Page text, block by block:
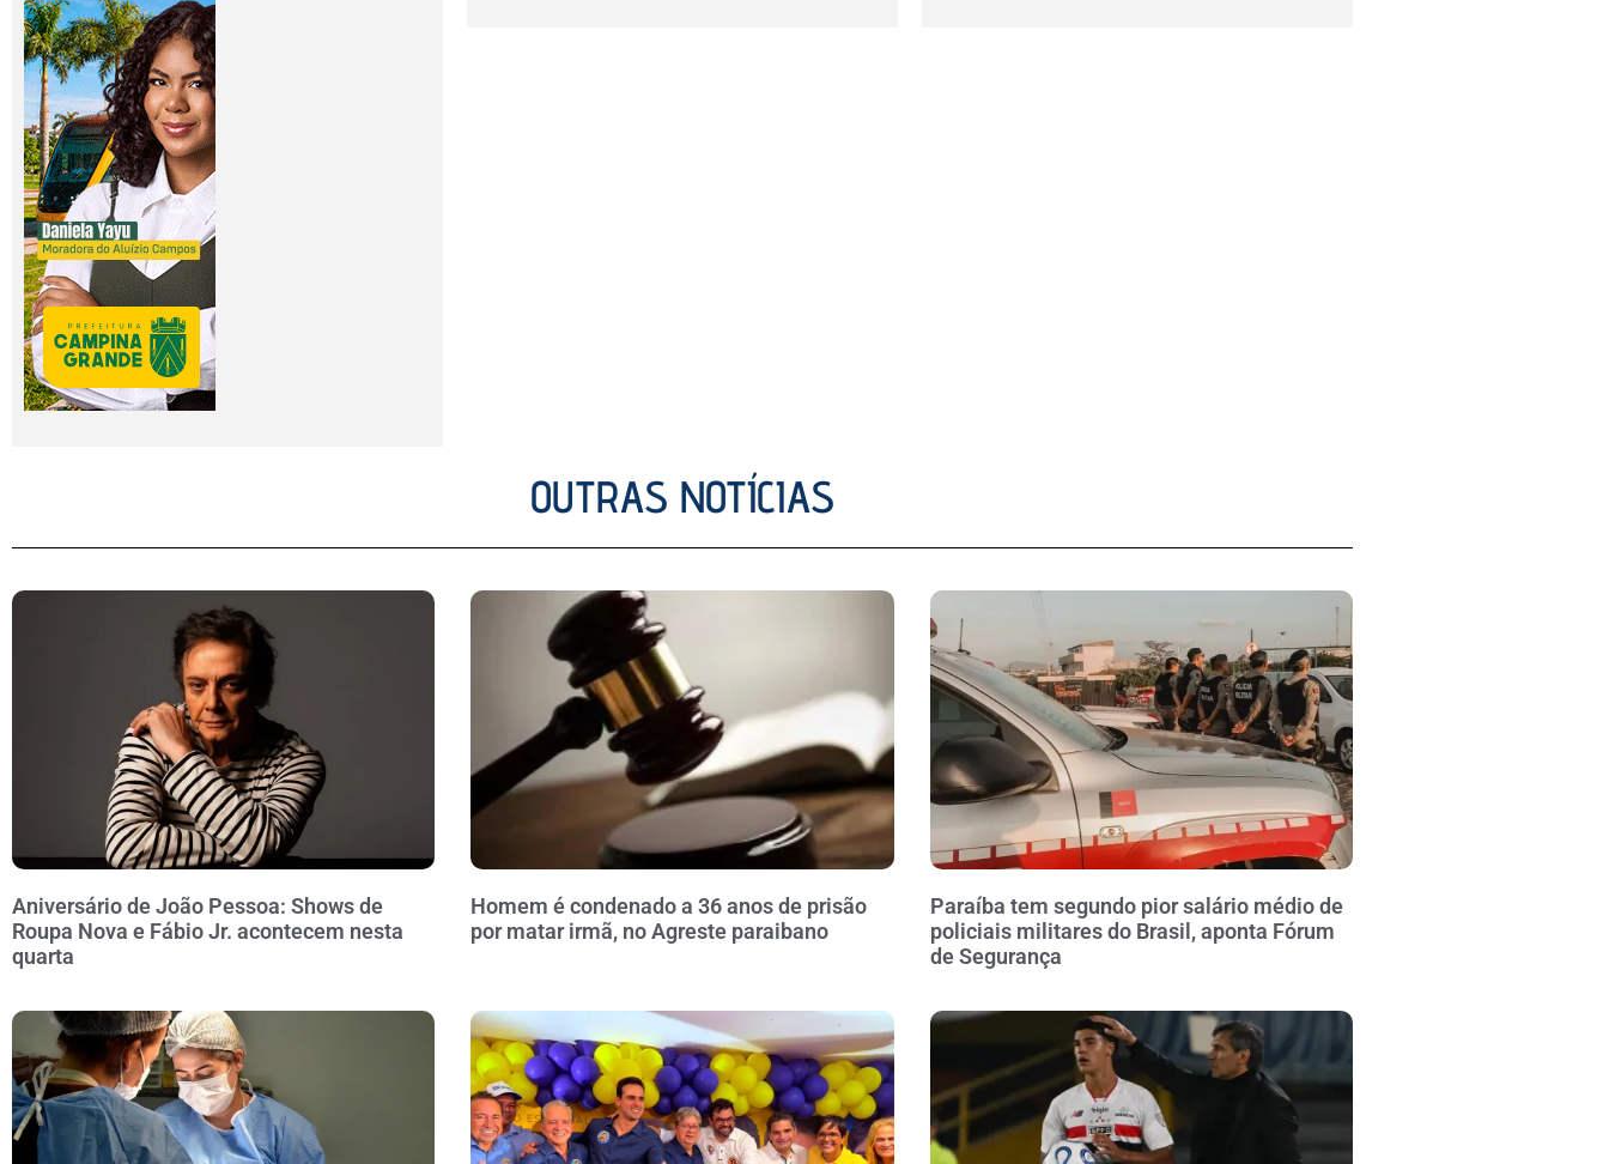
OUTRAS NOTÍCIAS
Aniversário de João Pessoa: Shows de
Roupa Nova e Fábio Jr. acontecem nesta
quarta
Homem é condenado a 36 anos de prisão
por matar irmã, no Agreste paraibano
Paraíba tem segundo pior salário médio de
policiais militares do Brasil, aponta Fórum
de Segurança